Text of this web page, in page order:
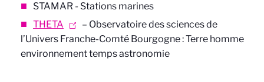
STAMAR - Stations marines
THETA
– Observatoire des sciences de
l’Univers Franche-Comté Bourgogne : Terre homme
environnement temps astronomie